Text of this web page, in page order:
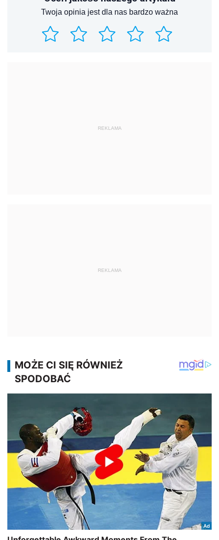
Twoja opinia jest dla nas bardzo ważna
REKLAMA
REKLAMA